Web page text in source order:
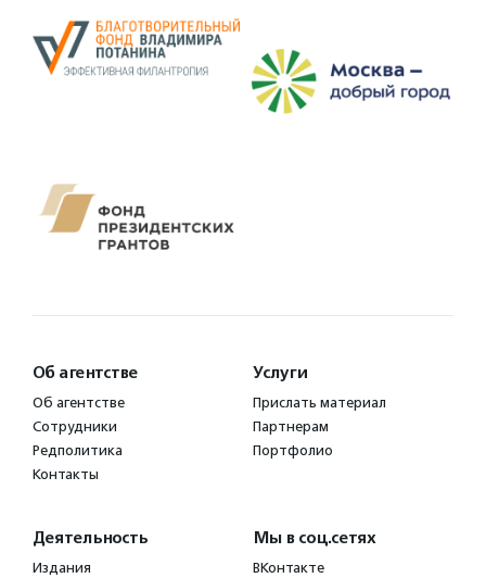
Об агентстве
Об агентстве
Сотрудники
Редполитика
Контакты
Услуги
Прислать материал
Партнерам
Портфолио
Деятельность
Издания
Мы в соц.сетях
ВКонтакте